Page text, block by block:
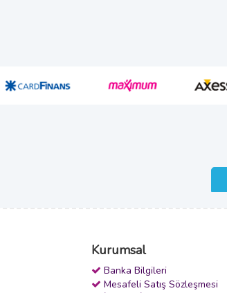
Kurumsal
Banka Bilgileri
Mesafeli Satış Sözleşmesi